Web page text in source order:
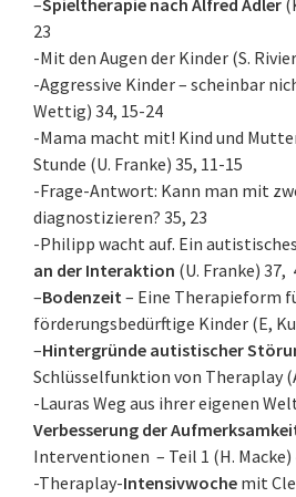
–Spieltherapie nach Alfred Adler
23
-Mit den Augen der Kinder (S.
-Aggressive Kinder – scheinbar
Wettig) 34, 15-24
-Mama macht mit! Kind und
Stunde (U. Franke) 35, 11-15
-Frage-Antwort: Kann man mit
diagnostizieren? 35, 23
-Philipp wacht auf. Ein
an der Interaktion (U. Franke) 37,
–Bodenzeit– Eine Therapieform
förderungsbedürftige Kinder (E,
–Hintergründe autistischer
Schlüsselfunktion von Theraplay
-Lauras Weg aus ihrer eigenen
Verbesserung der
Interventionen – Teil 1 (H. Macke)
-Theraplay-Intensivwoche mit